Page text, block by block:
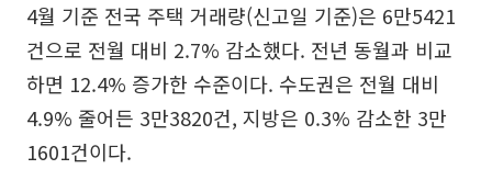
4월 기준 전국 주택 거래량(신고일 기준)은 6만5421
건으로 전월 대비 2.7% 감소했다. 전년 동월과 비교
하면 12.4% 증가한 수준이다. 수도권은 전월 대비
4.9% 줄어든 3만3820건, 지방은 0.3% 감소한 3만
1601건이다.